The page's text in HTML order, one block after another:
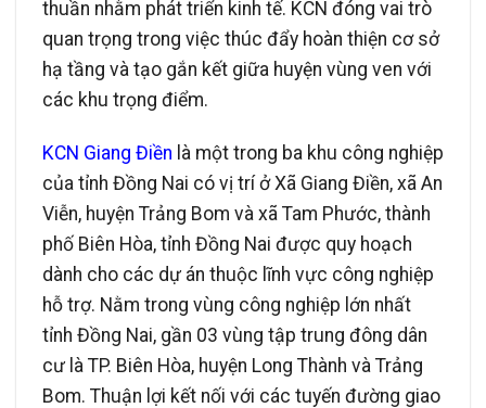
thuần nhằm phát triển kinh tế. KCN đóng vai trò
quan trọng trong việc thúc đẩy hoàn thiện cơ sở
hạ tầng và tạo gắn kết giữa huyện vùng ven với
các khu trọng điểm.
KCN Giang Điền là một trong ba khu công nghiệp
của tỉnh Đồng Nai có vị trí ở Xã Giang Điền, xã An
Viễn, huyện Trảng Bom và xã Tam Phước, thành
phố Biên Hòa, tỉnh Đồng Nai được quy hoạch
dành cho các dự án thuộc lĩnh vực công nghiệp
hỗ trợ. Nằm trong vùng công nghiệp lớn nhất
tỉnh Đồng Nai, gần 03 vùng tập trung đông dân
cư là TP. Biên Hòa, huyện Long Thành và Trảng
Bom. Thuận lợi kết nối với các tuyến đường giao